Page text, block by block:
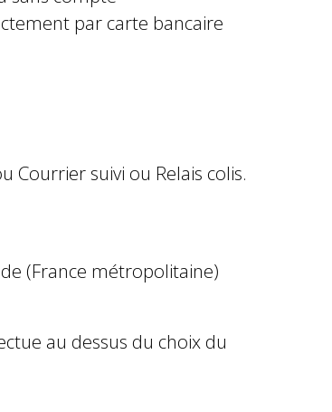
par carte bancaire
Courrier suivi ou Relais colis.
(France métropolitaine)
au dessus du choix du